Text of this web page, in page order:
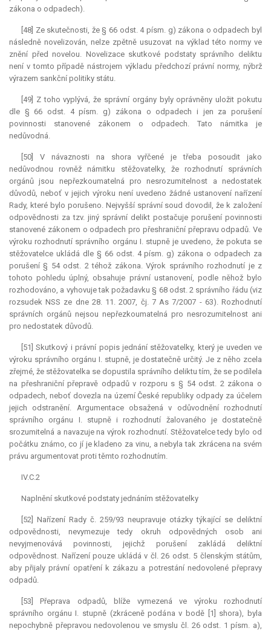
zákona o odpadech).
[48] Ze skutečnosti, že § 66 odst. 4 písm. g) zákona o odpadech byl
následně novelizován, nelze zpětně usuzovat na výklad této normy ve
znění před novelou. Novelizace skutkové podstaty správního deliktu
není v tomto případě nástrojem výkladu předchozí právní normy, nýbrž
výrazem sankční politiky státu.
[49] Z toho vyplývá, že správní orgány byly oprávněny uložit pokutu
dle § 66 odst. 4 písm. g) zákona o odpadech i jen za porušení
povinnosti stanovené zákonem o odpadech. Tato námitka je
nedůvodná.
[50] V návaznosti na shora vyřčené je třeba posoudit jako
nedůvodnou rovněž námitku stěžovatelky, že rozhodnutí správních
orgánů jsou nepřezkoumatelná pro nesrozumitelnost a nedostatek
důvodů, neboť v jejich výroku není uvedeno žádné ustanovení nařízení
Rady, které bylo porušeno. Nejvyšší správní soud dovodil, že k založení
odpovědnosti za tzv. jiný správní delikt postačuje porušení povinnosti
stanovené zákonem o odpadech pro přeshraniční přepravu odpadů. Ve
výroku rozhodnutí správního orgánu I. stupně je uvedeno, že pokuta se
stěžovatelce ukládá dle § 66 odst. 4 písm. g) zákona o odpadech za
porušení § 54 odst. 2 téhož zákona. Výrok správního rozhodnutí je z
tohoto pohledu úplný, obsahuje právní ustanovení, podle něhož bylo
rozhodováno, a vyhovuje tak požadavku § 68 odst. 2 správního řádu (viz
rozsudek NSS ze dne 28. 11. 2007, čj. 7 As 7/2007 - 63). Rozhodnutí
správních orgánů nejsou nepřezkoumatelná pro nesrozumitelnost ani
pro nedostatek důvodů.
[51] Skutkový i právní popis jednání stěžovatelky, který je uveden ve
výroku správního orgánu I. stupně, je dostatečně určitý. Je z něho zcela
zřejmé, že stěžovatelka se dopustila správního deliktu tím, že se podílela
na přeshraniční přepravě odpadů v rozporu s § 54 odst. 2 zákona o
odpadech, neboť dovezla na území České republiky odpady za účelem
jejich odstranění. Argumentace obsažená v odůvodnění rozhodnutí
správního orgánu I. stupně i rozhodnutí žalovaného je dostatečně
srozumitelná a navazuje na výrok rozhodnutí. Stěžovatelce tedy bylo od
počátku známo, co jí je kladeno za vinu, a nebyla tak zkrácena na svém
právu argumentovat proti těmto rozhodnutím.
IV.C.2
Naplnění skutkové podstaty jednáním stěžovatelky
[52] Nařízení Rady č. 259/93 neupravuje otázky týkající se deliktní
odpovědnosti, nevymezuje tedy okruh odpovědných osob ani
nevyjmenovává povinnosti, jejichž porušení zakládá deliktní
odpovědnost. Nařízení pouze ukládá v čl. 26 odst. 5 členským státům,
aby přijaly právní opatření k zákazu a potrestání nedovolené přepravy
odpadů.
[53] Přeprava odpadů, blíže vymezená ve výroku rozhodnutí
správního orgánu I. stupně (zkráceně podána v bodě [1] shora), byla
nepochybně přepravou nedovolenou ve smyslu čl. 26 odst. 1 písm. a),